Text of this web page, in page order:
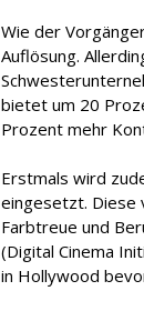
Wie der
Auflösung.
bietet um 20
Prozent mehr
Erstmals wird
eingesetzt. Diese
Farbtreue und
(Digital Cinema
in Hollywood